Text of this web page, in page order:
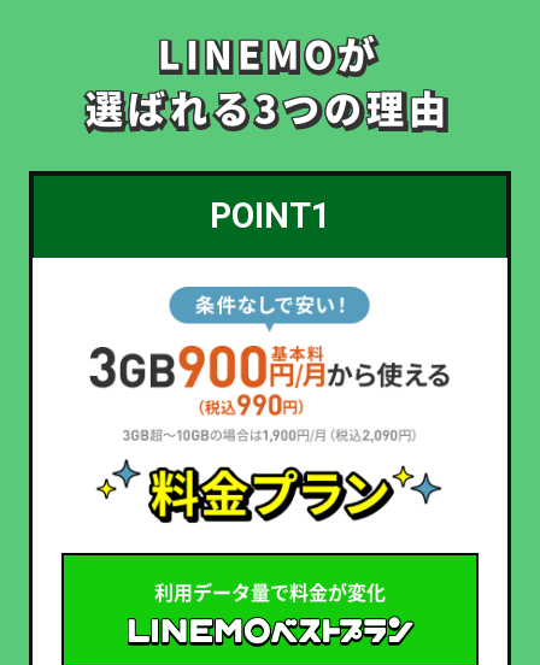
LINEMOが
選ばれる3つの理由
LINEMOが
選ばれる3つの理由
POINT1
利用データ量で料金が変化